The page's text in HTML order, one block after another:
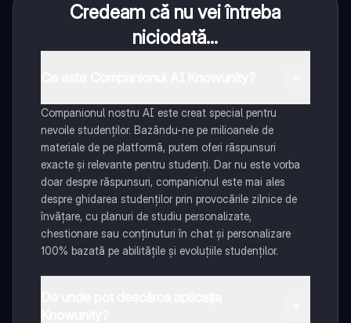
Credeam că nu vei întreba
niciodată...
Companionul nostru AI este creat special pentru
nevoile studenților. Bazându-ne pe milioanele de
materiale de pe platformă, putem oferi răspunsuri
exacte și relevante pentru studenți. Dar nu este vorba
doar despre răspunsuri, companionul este mai ales
despre ghidarea studenților prin provocările zilnice de
învățare, cu planuri de studiu personalizate,
chestionare sau conținuturi în chat și personalizare
100% bazată pe abilitățile și evoluțiile studenților.